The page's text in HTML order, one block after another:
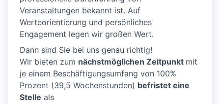
Veranstaltungen bekannt ist. Auf
Werteorientierung und persönliches
Engagement legen wir großen Wert.
Dann sind Sie bei uns genau richtig!
Wir bieten zum nächstmöglichen Zeitpunkt mit
je einem Beschäftigungsumfang von 100%
Prozent (39,5 Wochenstunden) befristet eine
Stelle als